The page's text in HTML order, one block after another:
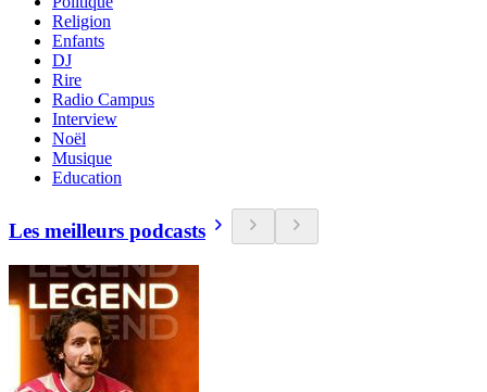
Religion
Enfants
DJ
Rire
Radio Campus
Interview
Noël
Musique
Education
Les meilleurs podcasts